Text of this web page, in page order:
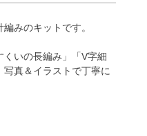
みのキットです。
くいの長編み」「V字細
真＆イラストで丁寧に